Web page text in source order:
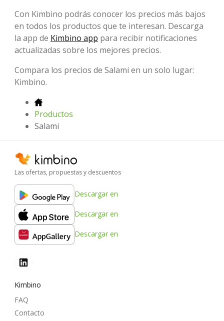
Con Kimbino podrás conocer los precios más bajos
en todos los productos que te interesan. Descarga
la app de Kimbino app para recibir notificaciones
actualizadas sobre los mejores precios.
Compara los precios de Salami en un solo lugar:
Kimbino.
Productos
Salami
Las ofertas, propuestas y descuentos
Descargar en
Descargar en
Descargar en
Kimbino
FAQ
Contacto